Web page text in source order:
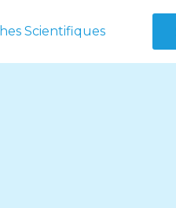
Scientifiques